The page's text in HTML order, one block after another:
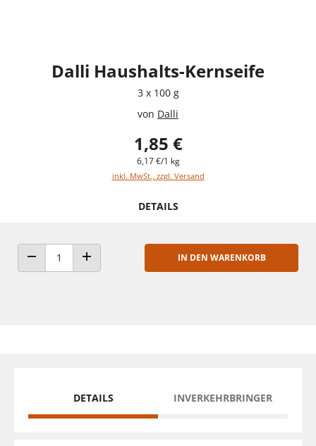
Dalli Haushalts-Kernseife
3 x 100 g
von Dalli
1,85 €
6,17 €/1 kg
inkl. MwSt., zzgl. Versand
DETAILS
ANZAHL VERRINGERNANZAHL ERHÖHEN
IN DEN WARENKORB
DETAILS INVERKEHRBRINGER